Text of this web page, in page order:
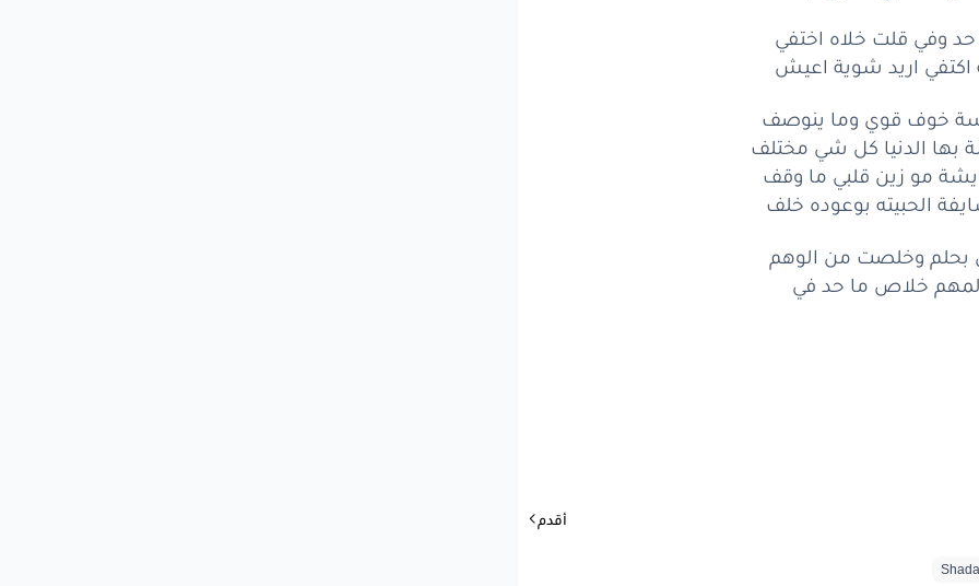
اكتفي اريد شوية
خوفقويوما ينوصف
الدنيا كل شي
مو زينقلبيما وقف
الحبيتهبوعوده
وخلصت من الوهم
وفي قلت خلاه اختفي
اكتفي اريد شوية اعيش
خوف قوي وما ينوصف
بها الدنيا كل شي مختلف
مو زين قلبي ما وقف
الحبيته بوعوده خلف
بحلم وخلصت من الوهم
خلاص ما حد في
أقدم